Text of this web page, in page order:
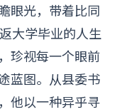
眼光，带着比同
大学毕业的人生
珍视每一个眼前
蓝图。从县委书
他以一种异乎寻